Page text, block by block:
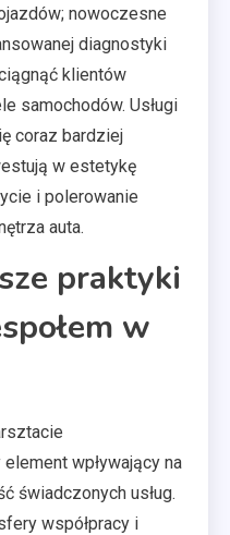
nowoczesne
diagnostyki
klientów
samochodów. Usługi
coraz bardziej
w estetykę
i polerowanie
auta.
praktyki
w
wpływający na
świadczonych usług.
współpracy i